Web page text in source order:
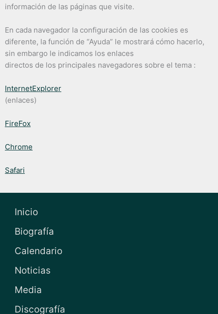
información de las páginas que visite.
En cada navegador la configuración de las cookies es
diferente, la función de “Ayuda” le mostrará cómo hacerlo,
sin embargo le indicamos los enlaces
directos de los principales navegadores sobre el tema :
InternetExplorer
(enlaces)
FireFox
Chrome
Safari
Inicio
Biografía
Calendario
Noticias
Media
Discografía